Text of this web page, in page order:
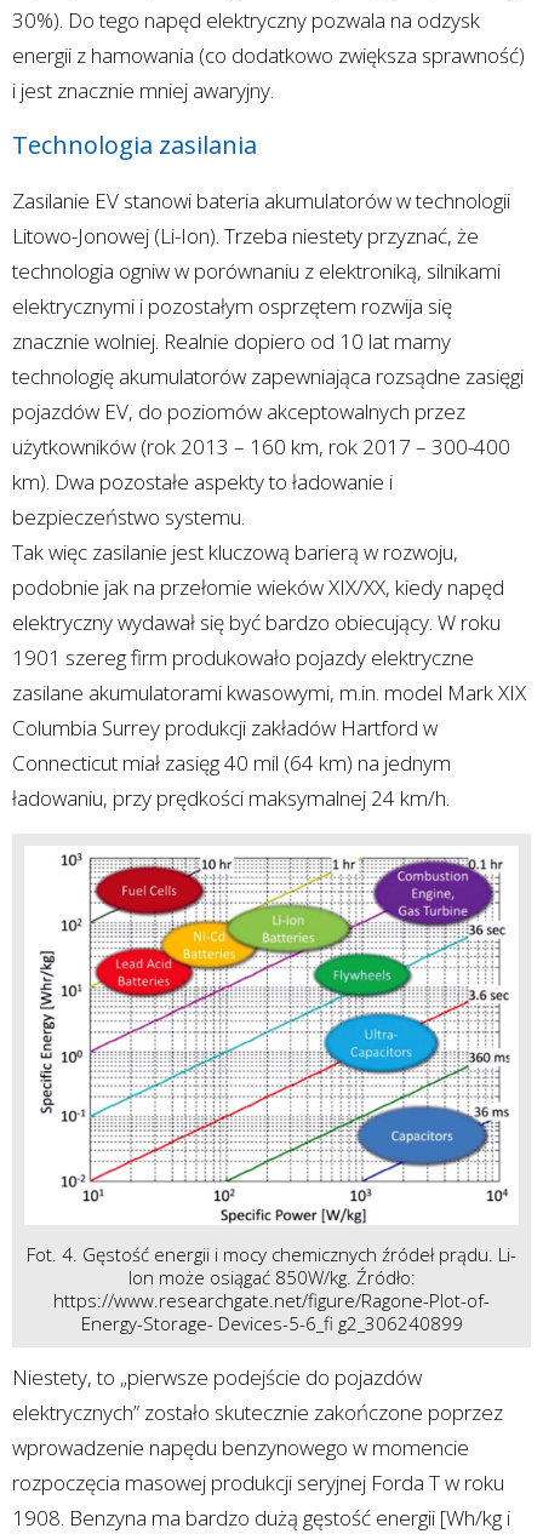
30%). Do tego napęd elektryczny pozwala na odzysk
energii z hamowania (co dodatkowo zwiększa sprawność)
i jest znacznie mniej awaryjny.
Technologia zasilania
Zasilanie EV stanowi bateria akumulatorów w technologii
Litowo-Jonowej (Li-Ion). Trzeba niestety przyznać, że
technologia ogniw w porównaniu z elektroniką, silnikami
elektrycznymi i pozostałym osprzętem rozwija się
znacznie wolniej. Realnie dopiero od 10 lat mamy
technologię akumulatorów zapewniająca rozsądne zasięgi
pojazdów EV, do poziomów akceptowalnych przez
użytkowników (rok 2013 – 160 km, rok 2017 – 300-400
km). Dwa pozostałe aspekty to ładowanie i
bezpieczeństwo systemu.
Tak więc zasilanie jest kluczową barierą w rozwoju,
podobnie jak na przełomie wieków XIX/XX, kiedy napęd
elektryczny wydawał się być bardzo obiecujący. W roku
1901 szereg firm produkowało pojazdy elektryczne
zasilane akumulatorami kwasowymi, m.in. model Mark XIX
Columbia Surrey produkcji zakładów Hartford w
Connecticut miał zasięg 40 mil (64 km) na jednym
ładowaniu, przy prędkości maksymalnej 24 km/h.
Fot. 4. Gęstość energii i mocy chemicznych źródeł prądu. Li-
Ion może osiągać 850W/kg. Źródło:
https://www.researchgate.net/figure/Ragone-Plot-of-
Energy-Storage- Devices-5-6_fi g2_306240899
Niestety, to „pierwsze podejście do pojazdów
elektrycznych” zostało skutecznie zakończone poprzez
wprowadzenie napędu benzynowego w momencie
rozpoczęcia masowej produkcji seryjnej Forda T w roku
1908. Benzyna ma bardzo dużą gęstość energii [Wh/kg i